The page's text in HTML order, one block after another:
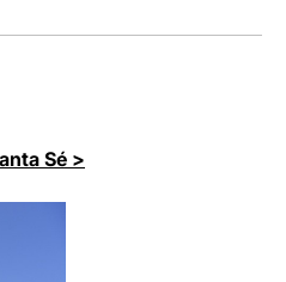
Sé >